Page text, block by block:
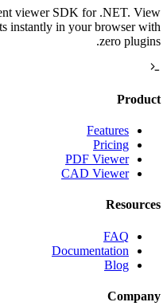
viewer SDK for .NET. View
instantly in your browser with
zero plugins.
Product
Features
Pricing
PDF Viewer
CAD Viewer
Resources
FAQ
Documentation
Blog
Company